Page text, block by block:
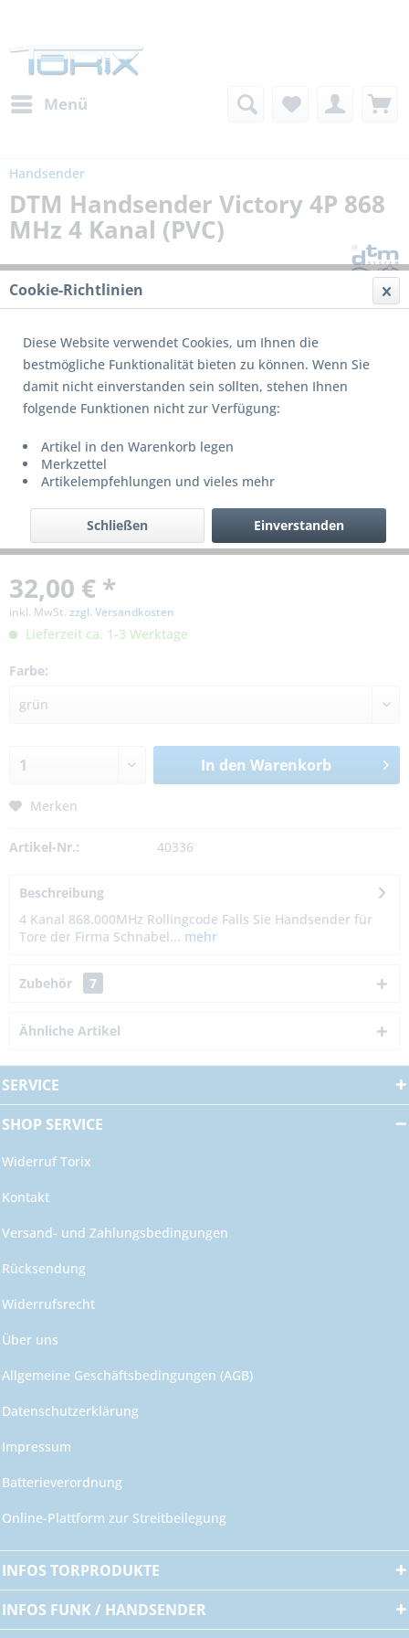
Menü
Handsender
DTM Handsender Victory 4P 868
MHz 4 Kanal (PVC)
32,00 € *
inkl. MwSt. zzgl. Versandkosten
Lieferzeit ca. 1-3 Werktage
Farbe:
In den Warenkorb
Merken
Artikel-Nr.: 40336
Beschreibung
4 Kanal 868.000MHz Rollingcode Falls Sie Handsender für
Tore der Firma Schnabel... mehr
Zubehör 7
Ähnliche Artikel
SERVICE
SHOP SERVICE
Widerruf Torix
Kontakt
Versand- und Zahlungsbedingungen
Rücksendung
Widerrufsrecht
Über uns
Allgemeine Geschäftsbedingungen (AGB)
Datenschutzerklärung
Impressum
Batterieverordnung
Online-Plattform zur Streitbeilegung
INFOS TORPRODUKTE
INFOS FUNK / HANDSENDER
Cookie-Richtlinien
Diese Website verwendet Cookies, um Ihnen die
bestmögliche Funktionalität bieten zu können. Wenn Sie
damit nicht einverstanden sein sollten, stehen Ihnen
folgende Funktionen nicht zur Verfügung:
Artikel in den Warenkorb legen
Merkzettel
Artikelempfehlungen und vieles mehr
Einverstanden
Schließen